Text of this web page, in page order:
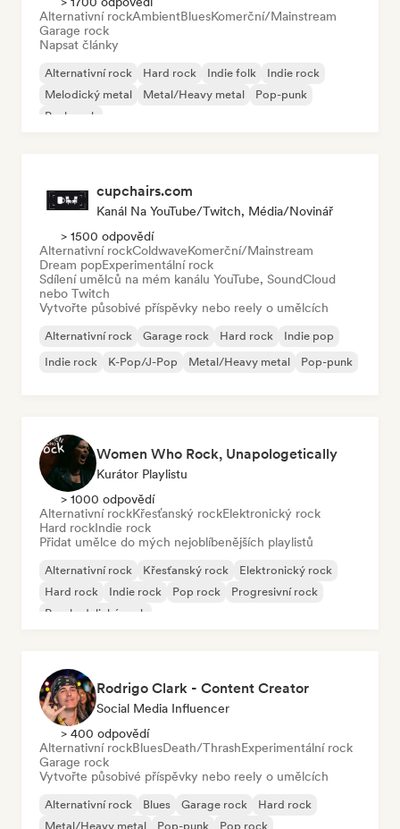
Alternativní rockAmbientBluesKomerční/Mainstream
Garage rock
Napsat články
Alternativní rock Hard rock Indie folk
Indie rock
Melodický metal
Metal/Heavy metal
Pop-punk
Punk rock
cupchairs.com
Kanál Na YouTube/Twitch, Média/novinář
> 1500 odpovědí
Alternativní rockColdwaveKomerční/Mainstream
Dream popExperimentální rock
Sdílení umělců na mém kanálu YouTube, SoundCloud
nebo Twitch
Vytvořte působivé příspěvky nebo reely o umělcích
Alternativní rock Garage rock Hard rock
Indie pop
Indie rock
K-Pop/J-Pop Metal/Heavy metal Pop-punk
Women Who Rock, Unapologetically
Kurátor Playlistu
> 1000 odpovědí
Alternativní rockKřesťanský rockElektronický rock
Hard rockIndie rock
Přidat umělce do mých nejoblíbenějších playlistů
Alternativní rock Křesťanský rock
Elektronický rock
Hard rock
Indie rock Pop rock
Progresivní rock
Psychedelický rock
Rodrigo Clark - Content Creator
Social Media Influencer
> 400 odpovědí
Alternativní rockBluesDeath/ThrashExperimentální rock
Garage rock
Vytvořte působivé příspěvky nebo reely o umělcích
Alternativní rock Blues Garage rock
Hard rock
Metal/Heavy metal
Pop-punk Pop rock